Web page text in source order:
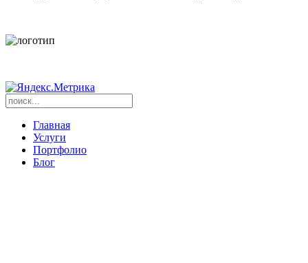
Главная
Услуги
Портфолио
Блог